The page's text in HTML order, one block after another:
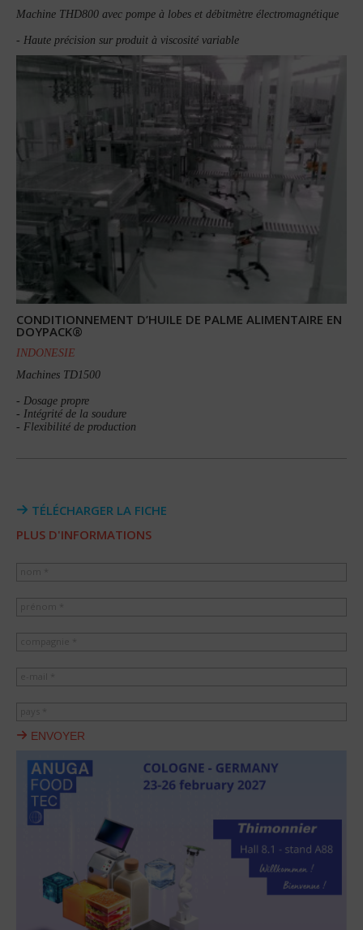
Machine THD800 avec pompe à lobes et débitmètre électromagnétique
- Haute précision sur produit à viscosité variable
CONDITIONNEMENT D’HUILE DE PALME ALIMENTAIRE EN
DOYPACK®
INDONESIE
Machines TD1500
- Dosage propre
- Intégrité de la soudure
- Flexibilité de production
TÉLÉCHARGER LA FICHE
PLUS D'INFORMATIONS
ENVOYER